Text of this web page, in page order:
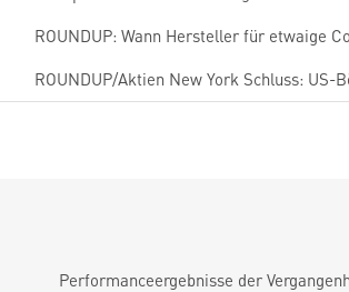
ROUNDUP: Wann Hersteller für etwaige
ROUNDUP/Aktien New York Schluss:
Performanceergebnisse der